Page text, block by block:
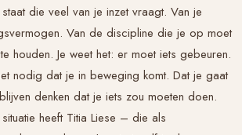
die veel van je inzet vraagt. Van je
Van de discipline die je op moet
houden. Je weet het: er moet iets gebeuren.
nodig dat je in beweging komt. Dat je gaat
denken dat je iets zou moeten doen.
heeft Titia Liese – die als